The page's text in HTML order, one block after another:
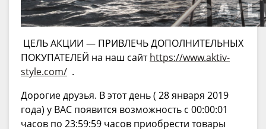
ЦЕЛЬ АКЦИИ — ПРИВЛЕЧЬ ДОПОЛНИТЕЛЬНЫХ
ПОКУПАТЕЛЕЙ на наш сайтhttps://www.aktiv-
style.com/ .
Дорогие друзья. В этот день ( 28 января 2019
года) у ВАС появится возможность с 00:00:01
часов по 23:59:59 часов приобрести товары